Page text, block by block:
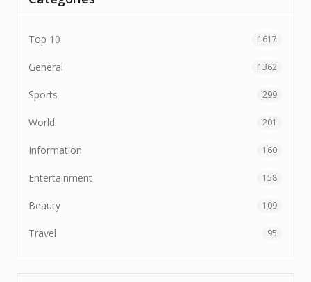
Top 10 1617
General 1362
Sports 299
World 201
Information 160
Entertainment 158
Beauty 109
Travel 95